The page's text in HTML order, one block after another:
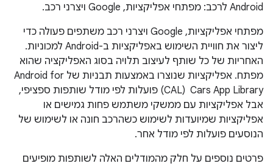
Android לרכב: מפתחי אפליקציות, Google ויצרני רכב.
מפתחי אפליקציות, Google ויצרני רכב משתפים פעולה כדי
ליצור את חוויית השימוש באפליקציות ב-Android למכוניות.
האחריות של כל שותף לעיצוב תלויה בסוג האפליקציה שהוא
מפתח. אפליקציות שנוצרו באמצעות תבניות של Android for
Cars App Library ‏ (CAL) פועלות לפי מודל שותפות ספציפי,
אבל אפליקציות עם ממשקי משתמש פחות גמישים או
אפליקציות שמיועדות לשימוש כשהרכב חונה או לשימוש של
הנוסעים פועלות לפי מודל אחר.
פרטים נוספים על חלק מהמודלים האלה לשותפות מופיעים